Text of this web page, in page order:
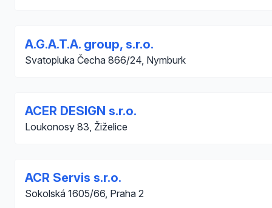
A.G.A.T.A. group, s.r.o.
Svatopluka Čecha 866/24, Nymburk
ACER DESIGN s.r.o.
Loukonosy 83, Žiželice
ACR Servis s.r.o.
Sokolská 1605/66, Praha 2